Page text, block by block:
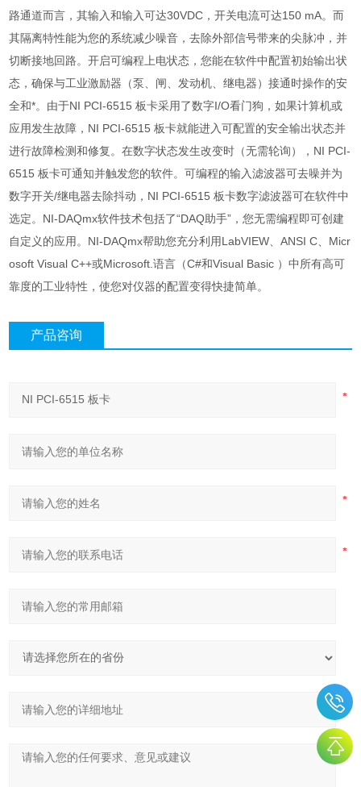
路通道而言，其输入和输入可达30VDC，开关电流可达150 mA。而
其隔离特性能为您的系统减少噪音，去除外部信号带来的尖脉冲，并
切断接地回路。开启可编程上电状态，您能在软件中配置初始输出状
态，确保与工业激励器（泵、闸、发动机、继电器）接通时操作的安
全和*。由于NI PCI-6515 板卡采用了数字I/O看门狗，如果计算机或
应用发生故障，NI PCI-6515 板卡就能进入可配置的安全输出状态并
进行故障检测和修复。在数字状态发生改变时（无需轮询），NI PCI-
6515 板卡可通知并触发您的软件。可编程的输入滤波器可去噪并为
数字开关/继电器去除抖动，NI PCI-6515 板卡数字滤波器可在软件中
选定。NI-DAQmx软件技术包括了“DAQ助手”，您无需编程即可创建
自定义的应用。NI-DAQmx帮助您充分利用LabVIEW、ANSI C、Micr
osoft Visual C++或Microsoft.语言（C#和Visual Basic ）中所有高可
靠度的工业特性，使您对仪器的配置变得快捷简单。
产品咨询